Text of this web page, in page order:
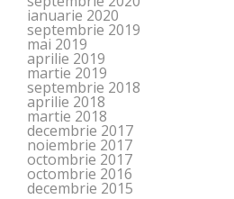
ianuarie 2020
septembrie 2019
mai 2019
aprilie 2019
martie 2019
septembrie 2018
aprilie 2018
martie 2018
decembrie 2017
noiembrie 2017
octombrie 2017
octombrie 2016
decembrie 2015